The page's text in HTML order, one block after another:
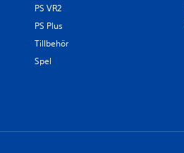
PS VR2
PS Plus
Tillbehör
Spel